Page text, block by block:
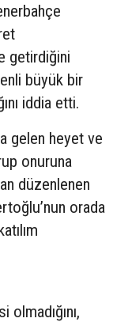
getirdiğini
büyük bir
iddia etti.
gelen heyet ve
onuruna
düzenlenen
orada